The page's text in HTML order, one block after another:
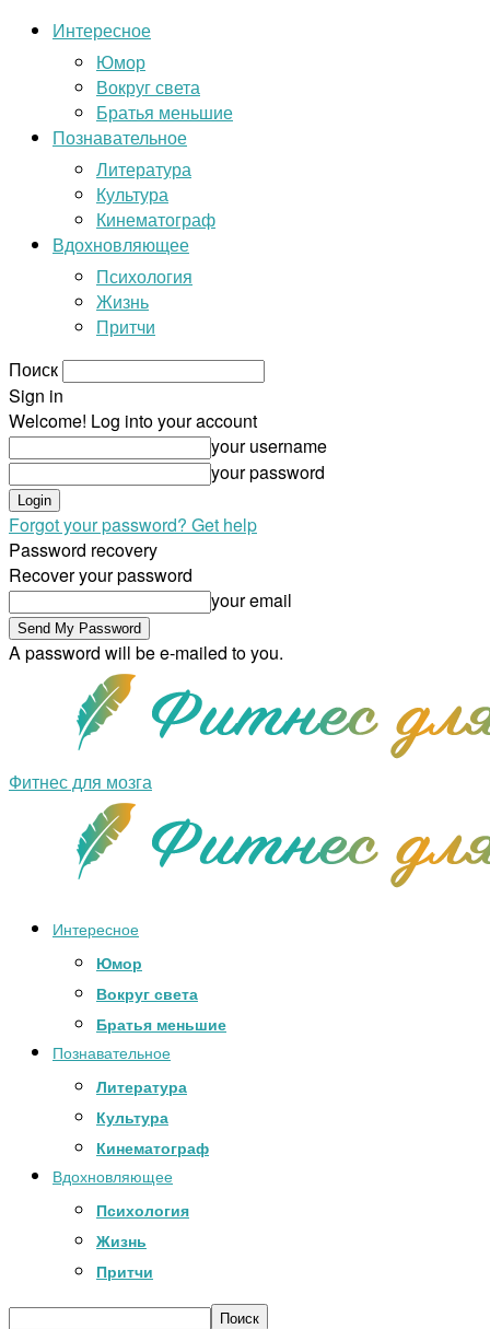
Интересное
Юмор
Вокруг света
Братья меньшие
Познавательное
Литература
Культура
Кинематограф
Вдохновляющее
Психология
Жизнь
Притчи
Поиск
Sign in
Welcome! Log into your account
your username
your password
Forgot your password? Get help
Password recovery
Recover your password
your email
A password will be e-mailed to you.
Фитнес для мозга
Интересное
Юмор
Вокруг света
Братья меньшие
Познавательное
Литература
Культура
Кинематограф
Вдохновляющее
Психология
Жизнь
Притчи